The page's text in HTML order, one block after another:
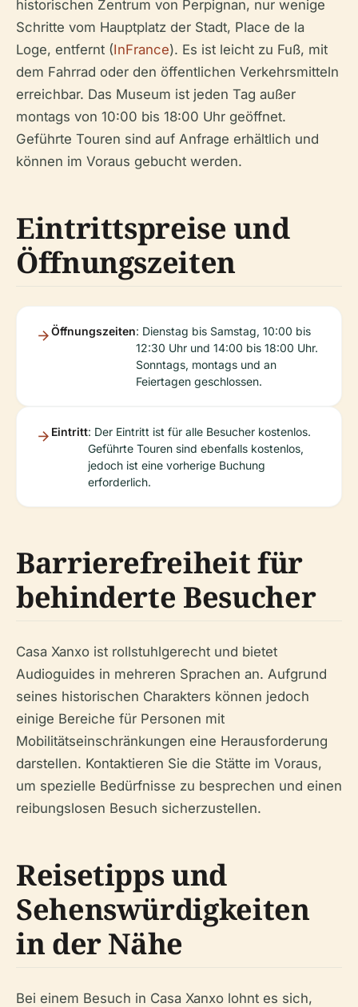
historischen Zentrum von Perpignan, nur wenige
Schritte vom Hauptplatz der Stadt, Place de la
Loge, entfernt (InFrance). Es ist leicht zu Fuß, mit
dem Fahrrad oder den öffentlichen Verkehrsmitteln
erreichbar. Das Museum ist jeden Tag außer
montags von 10:00 bis 18:00 Uhr geöffnet.
Geführte Touren sind auf Anfrage erhältlich und
können im Voraus gebucht werden.
Eintrittspreise und
Öffnungszeiten
Öffnungszeiten: Dienstag bis Samstag, 10:00 bis
12:30 Uhr und 14:00 bis 18:00 Uhr.
Sonntags, montags und an
Feiertagen geschlossen.
Eintritt: Der Eintritt ist für alle Besucher kostenlos.
Geführte Touren sind ebenfalls kostenlos,
jedoch ist eine vorherige Buchung
erforderlich.
Barrierefreiheit für
behinderte Besucher
Casa Xanxo ist rollstuhlgerecht und bietet
Audioguides in mehreren Sprachen an. Aufgrund
seines historischen Charakters können jedoch
einige Bereiche für Personen mit
Mobilitätseinschränkungen eine Herausforderung
darstellen. Kontaktieren Sie die Stätte im Voraus,
um spezielle Bedürfnisse zu besprechen und einen
reibungslosen Besuch sicherzustellen.
Reisetipps und
Sehenswürdigkeiten
in der Nähe
Bei einem Besuch in Casa Xanxo lohnt es sich,